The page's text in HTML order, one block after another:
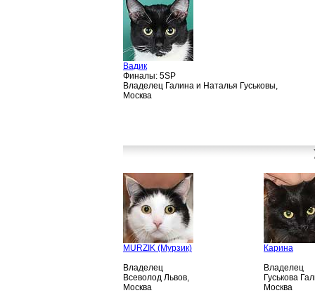
Вадик
Финалы: 5SP
Владелец Галина и Наталья Гуськовы,
Москва
MURZIK (Мурзик)
Владелец
Всеволод Львов,
Москва
Карина
Владелец
Гуськова
Москва